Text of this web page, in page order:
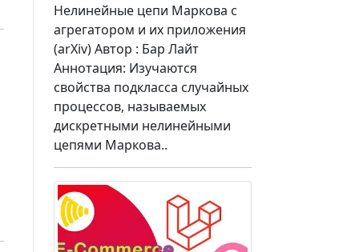
Нелинейные цепи Маркова с
агрегатором и их приложения
(arXiv) Автор : Бар Лайт
Аннотация: Изучаются
свойства подкласса случайных
процессов, называемых
дискретными нелинейными
цепями Маркова..